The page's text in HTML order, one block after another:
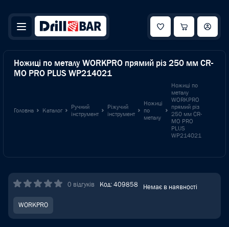
Ножиці по металу WORKPRO прямий різ 250 мм CR-
MO PRO PLUS WP214021
Головна Каталог
Ручний
інструмент
Ріжучий
інструмент
Ножиці
по
металу
Ножиці по
металу
WORKPRO
прямий різ
250 мм CR-
MO PRO
PLUS
WP214021
0 відгуків Код: 409858 Немає в наявності
WORKPRO